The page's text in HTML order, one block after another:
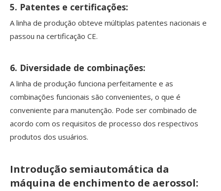
5. Patentes e certificações:
A linha de produção obteve múltiplas patentes nacionais e
passou na certificação CE.
6. Diversidade de combinações:
A linha de produção funciona perfeitamente e as
combinações funcionais são convenientes, o que é
conveniente para manutenção. Pode ser combinado de
acordo com os requisitos de processo dos respectivos
produtos dos usuários.
Introdução semiautomática da
máquina de enchimento de aerossol: